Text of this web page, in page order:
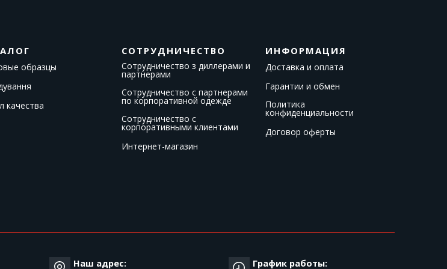
образцы
качества
СОТРУДНИЧЕСТВО
Сотрудничество з диллерами и
партнерами
Сотрудничество с партнерами
по корпоративной одежде
Сотрудничество с
корпоративными клиентами
Интернет-магазин
ИНФОРМАЦИЯ
Доставка и оплата
Гарантии и обмен
Политика
конфиденциальности
Договор оферты
Наш адрес: График работы: